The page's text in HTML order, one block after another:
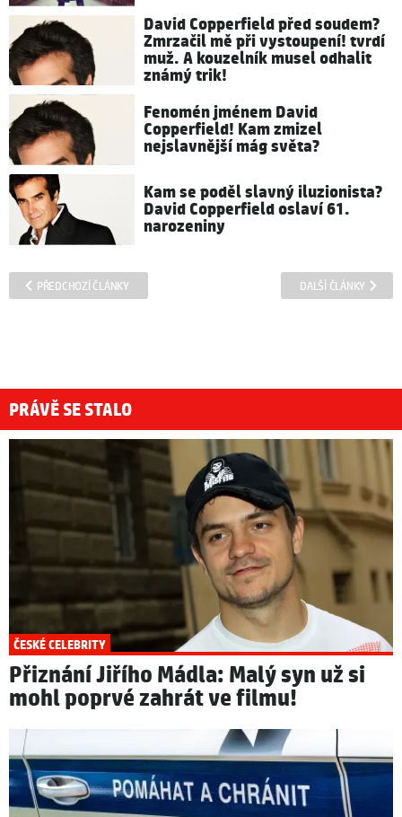
David Copperfield před soudem?
Zmrzačil mě při vystoupení! tvrdí
muž. A kouzelník musel odhalit
známý trik!
Fenomén jménem David
Copperfield! Kam zmizel
nejslavnější mág světa?
Kam se poděl slavný iluzionista?
David Copperfield oslaví 61.
narozeniny
PŘEDCHOZÍ ČLÁNKY DALŠÍ ČLÁNKY
PRÁVĚ SE STALO
ČESKÉ CELEBRITY
Přiznání Jiřího Mádla: Malý syn už si
mohl poprvé zahrát ve filmu!